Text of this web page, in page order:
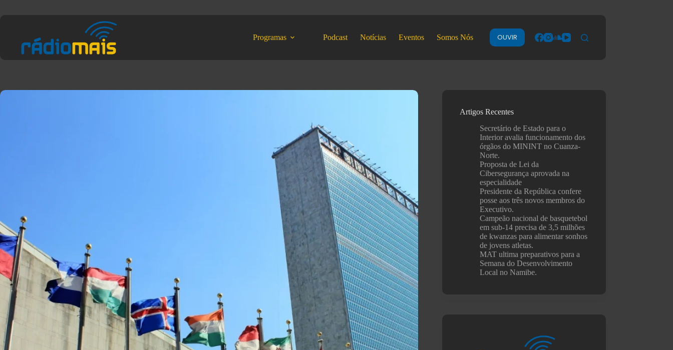
Programas Podcast Notícias Eventos Somos Nós OUVIR
Artigos Recentes
Secretário de Estado para o
Interior avalia funcionamento dos
órgãos do MININT no Cuanza-
Norte.
Proposta de Lei da
Cibersegurança aprovada na
especialidade
Presidente da República confere
posse aos três novos membros do
Executivo.
Campeão nacional de basquetebol
em sub-14 precisa de 3,5 milhões
de kwanzas para alimentar sonhos
de jovens atletas.
MAT ultima preparativos para a
Semana do Desenvolvimento
Local no Namibe.